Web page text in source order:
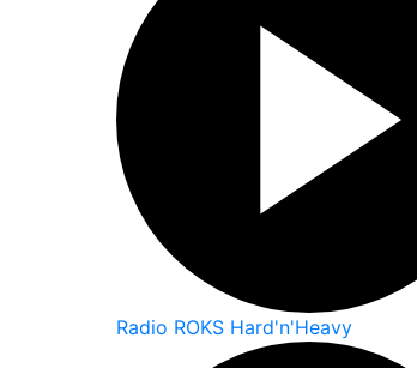
Radio ROKS Hard'n'Heavy